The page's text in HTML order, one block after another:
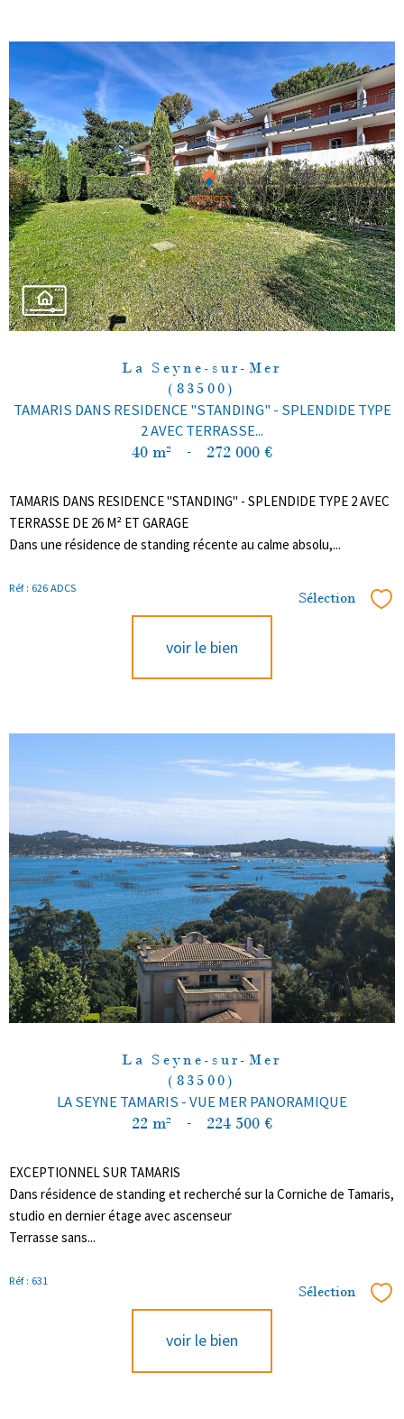
La Seyne-sur-Mer
(83500)
TAMARIS DANS RESIDENCE "STANDING" - SPLENDIDE TYPE
2 AVEC TERRASSE...
40 m² - 272 000 €
TAMARIS DANS RESIDENCE "STANDING" - SPLENDIDE TYPE 2 AVEC
TERRASSE DE 26 M² ET GARAGE
Dans une résidence de standing récente au calme absolu,...
Réf : 626 ADCS
Sélection
voir le bien
La Seyne-sur-Mer
(83500)
LA SEYNE TAMARIS - VUE MER PANORAMIQUE
22 m² - 224 500 €
EXCEPTIONNEL SUR TAMARIS
Dans résidence de standing et recherché sur la Corniche de Tamaris,
studio en dernier étage avec ascenseur
Terrasse sans...
Réf : 631
Sélection
voir le bien